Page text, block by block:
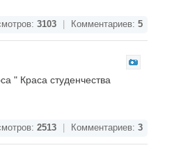
3103 Комментариев: 5
" Краса студенчества
2513 Комментариев: 3